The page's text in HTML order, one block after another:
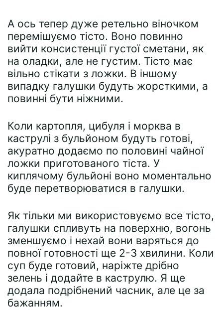
А ось тепер дуже ретельно віночком
перемішуємо тісто. Воно повинно
вийти консистенції густої сметани, як
на оладки, але не густим. Тісто має
вільно стікати з ложки. В іншому
випадку галушки будуть жорсткими, а
повинні бути ніжними.
Коли картопля, цибуля і морква в
каструлі з бульйоном будуть готові,
акуратно додаємо по половині чайної
ложки приготованого тіста. У
киплячому бульйоні воно моментально
буде перетворюватися в галушки.
Як тільки ми використовуємо все тісто,
галушки спливуть на поверхню, вогонь
зменшуємо і нехай вони варяться до
повної готовності ще 2-3 хвилини. Коли
суп буде готовий, наріжте дрібно
зелень і додайте в каструлю. Я ще
додала подрібнений часник, але це за
бажанням.